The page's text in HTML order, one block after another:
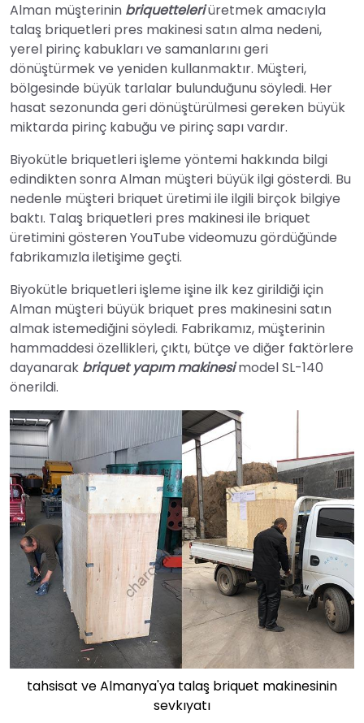
Alman müşterinin briquetteleriüretmek amacıyla
talaş briquetleri pres makinesi satın alma nedeni,
yerel pirinç kabukları ve samanlarını geri
dönüştürmek ve yeniden kullanmaktır. Müşteri,
bölgesinde büyük tarlalar bulunduğunu söyledi. Her
hasat sezonunda geri dönüştürülmesi gereken büyük
miktarda pirinç kabuğu ve pirinç sapı vardır.
Biyokütle briquetleri işleme yöntemi hakkında bilgi
edindikten sonra Alman müşteri büyük ilgi gösterdi. Bu
nedenle müşteri briquet üretimi ile ilgili birçok bilgiye
baktı. Talaş briquetleri pres makinesi ile briquet
üretimini gösteren YouTube videomuzu gördüğünde
fabrikamızla iletişime geçti.
Biyokütle briquetleri işleme işine ilk kez girildiği için
Alman müşteri büyük briquet pres makinesini satın
almak istemediğini söyledi. Fabrikamız, müşterinin
hammaddesi özellikleri, çıktı, bütçe ve diğer faktörlere
dayanarak briquet yapım makinesimodel SL-140
önerildi.
tahsisat ve Almanya'ya talaş briquet makinesinin
sevkıyatı